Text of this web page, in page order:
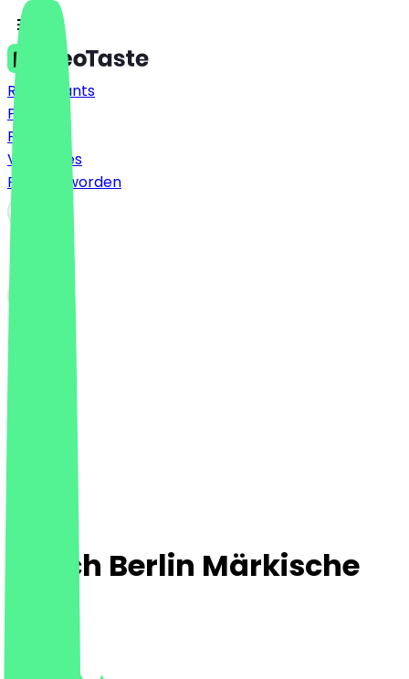
Restaurants
Prijzen
FAQ
Vacatures
Partner worden
Ditsch Berlin Märkische